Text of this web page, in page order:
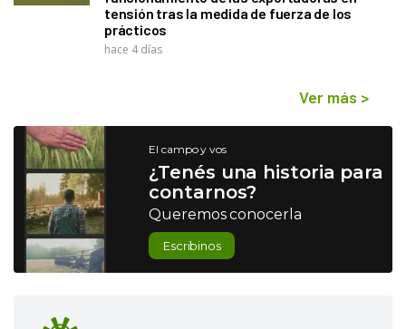
tensión tras la medida de fuerza de los
prácticos
hace 4 días
Ver más >
El campo y vos
¿Tenés una historia para
contarnos?
Queremos conocerla
Escribinos